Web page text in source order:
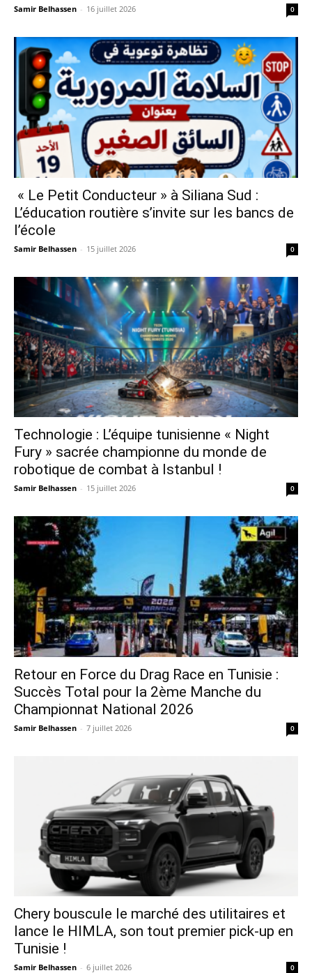
Samir Belhassen - 16 juillet 2026 0
« Le Petit Conducteur » à Siliana Sud :
L’éducation routière s’invite sur les bancs de
l’école
Samir Belhassen - 15 juillet 2026 0
Technologie : L’équipe tunisienne « Night
Fury » sacrée championne du monde de
robotique de combat à Istanbul !
Samir Belhassen - 15 juillet 2026 0
Retour en Force du Drag Race en Tunisie :
Succès Total pour la 2ème Manche du
Championnat National 2026
Samir Belhassen - 7 juillet 2026 0
Chery bouscule le marché des utilitaires et
lance le HIMLA, son tout premier pick-up en
Tunisie !
Samir Belhassen - 6 juillet 2026 0